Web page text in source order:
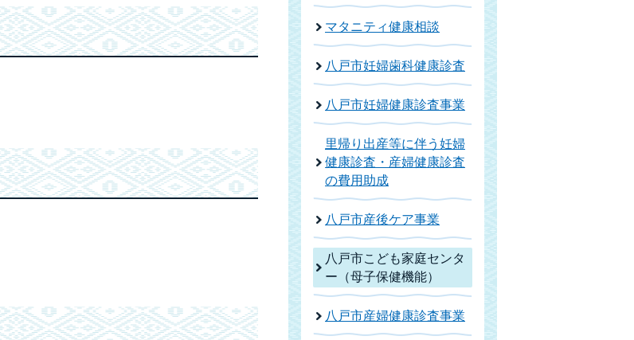
マタニティ健康相談
八戸市妊婦歯科健康診査
八戸市妊婦健康診査事業
里帰り出産等に伴う妊婦
健康診査・産婦健康診査
の費用助成
八戸市産後ケア事業
八戸市こども家庭センタ
ー（母子保健機能）
八戸市産婦健康診査事業